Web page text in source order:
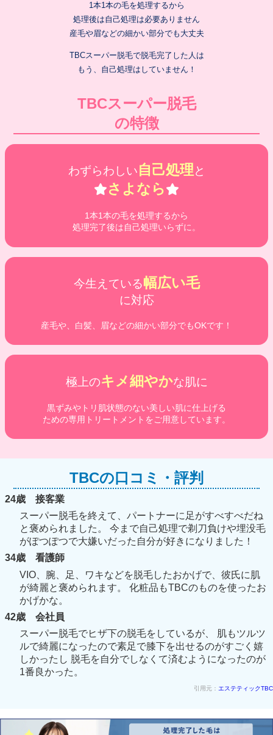
1本1本の毛を処理するから
処理後は自己処理は必要ありません
産毛や眉などの細かい部分でも大丈夫
TBCスーパー脱毛で脱毛完了した人は
もう、自己処理はしていません！
TBCスーパー脱毛
の特徴
わずらわしい自己処理と
さよなら
1本1本の毛を処理するから
処理完了後は自己処理いらずに。
今生えている幅広い毛
に対応
産毛や、白髪、眉などの細かい部分でもOKです！
極上のキメ細やかな肌に
黒ずみやトリ肌状態のない美しい肌に仕上げる
ための専用トリートメントをご用意しています。
TBCの口コミ・評判
24歳 接客業
スーパー脱毛を終えて、パートナーに足がすべすべだね
と褒められました。 今まで自己処理で剃刀負けや埋没毛
がぽつぽつで大嫌いだった自分が好きになりました！
34歳 看護師
VIO、腕、足、ワキなどを脱毛したおかげで、彼氏に肌
が綺麗と褒められます。 化粧品もTBCのものを使ったお
かげかな。
42歳 会社員
スーパー脱毛でヒザ下の脱毛をしているが、 肌もツルツ
ルで綺麗になったので素足で膝下を出せるのがすごく嬉
しかったし 脱毛を自分でしなくて済むようになったのが
1番良かった。
引用元： エステティックTBC